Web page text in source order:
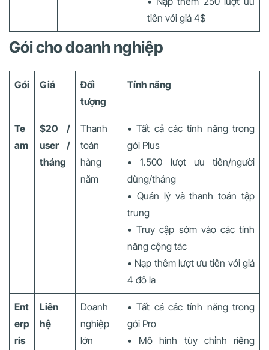
tiên với giá 4$
Gói cho doanh nghiệp
Gói Giá
Đối
tượng
Tính năng
Te
am
$20 /
user /
tháng
Thanh
toán
hàng
năm
• Tất cả các tính năng trong
gói Plus
• 1.500 lượt ưu tiên/người
dùng/tháng
• Quản lý và thanh toán tập
trung
• Truy cập sớm vào các tính
năng cộng tác
• Nạp thêm lượt ưu tiên với giá
4 đô la
Ent
erp
ris
Liên
hệ
Doanh
nghiệp
lớn
• Tất cả các tính năng trong
gói Pro
• Mô hình tùy chỉnh riêng